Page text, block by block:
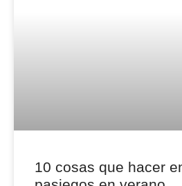
10 cosas que hacer